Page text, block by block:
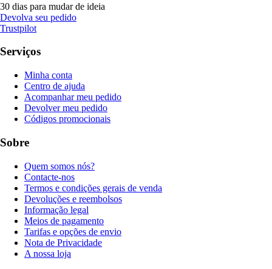
30 dias para mudar de ideia
Devolva seu pedido
Trustpilot
Serviços
Minha conta
Centro de ajuda
Acompanhar meu pedido
Devolver meu pedido
Códigos promocionais
Sobre
Quem somos nós?
Contacte-nos
Termos e condições gerais de venda
Devoluções e reembolsos
Informação legal
Meios de pagamento
Tarifas e opções de envio
Nota de Privacidade
A nossa loja